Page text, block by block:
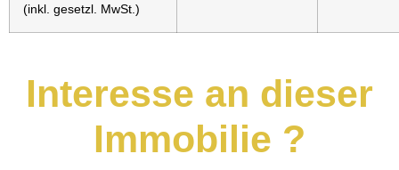
(inkl. gesetzl. MwSt.)
Interesse an dieser
Immobilie ?